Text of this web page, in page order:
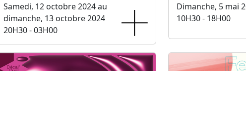
Samedi, 12 octobre 2024 au
dimanche, 13 octobre 2024
20H30 - 03H00
Dimanche, 5 mai
10H30 - 18H00